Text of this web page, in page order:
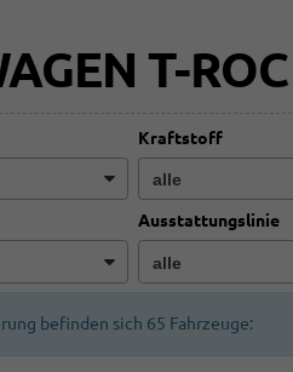
T-ROC
Kraftstoff
Ausstattungslinie
befinden sich 65 Fahrzeuge: